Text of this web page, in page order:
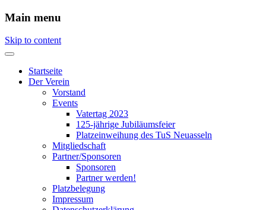
Main menu
Skip to content
Startseite
Der Verein
Vorstand
Events
Vatertag 2023
125-jährige Jubiläumsfeier
Platzeinweihung des TuS Neuasseln
Mitgliedschaft
Partner/Sponsoren
Sponsoren
Partner werden!
Platzbelegung
Impressum